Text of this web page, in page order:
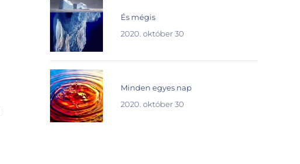
És mégis
2020. október 30
Minden egyes nap
2020. október 30